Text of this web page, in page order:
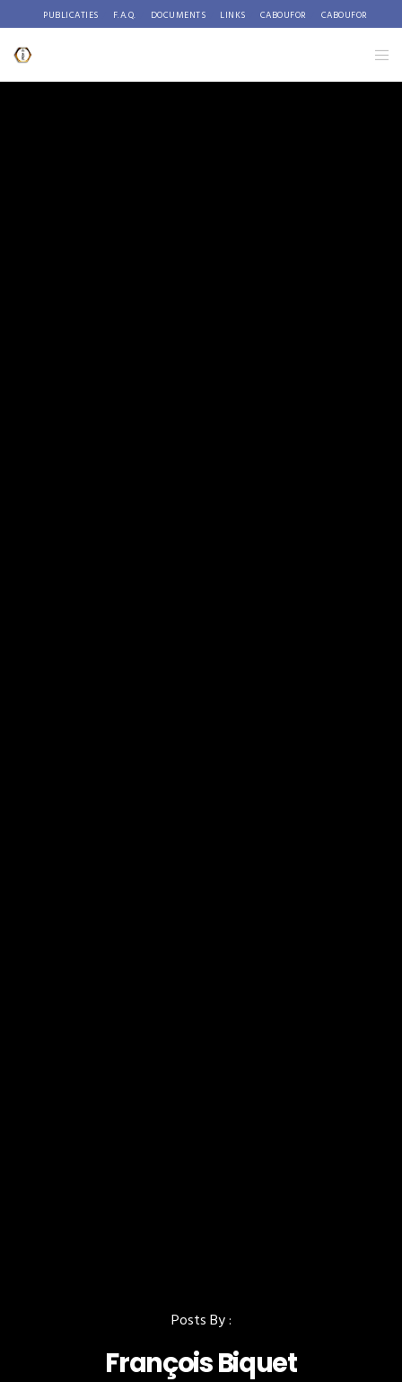
PUBLICATIES F.A.Q. DOCUMENTS LINKS CABOUFOR CABOUFOR
Posts By :
François Biquet